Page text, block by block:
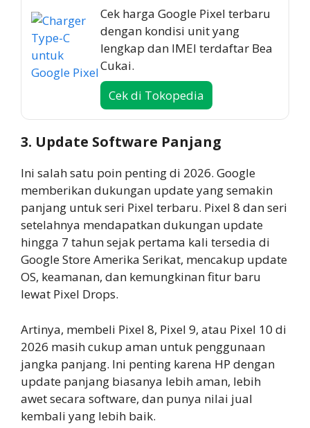
Cek harga Google Pixel terbaru
dengan kondisi unit yang
lengkap dan IMEI terdaftar Bea
Cukai.
Cek di Tokopedia
3. Update Software Panjang
Ini salah satu poin penting di 2026. Google
memberikan dukungan update yang semakin
panjang untuk seri Pixel terbaru. Pixel 8 dan seri
setelahnya mendapatkan dukungan update
hingga 7 tahun sejak pertama kali tersedia di
Google Store Amerika Serikat, mencakup update
OS, keamanan, dan kemungkinan fitur baru
lewat Pixel Drops.
Artinya, membeli Pixel 8, Pixel 9, atau Pixel 10 di
2026 masih cukup aman untuk penggunaan
jangka panjang. Ini penting karena HP dengan
update panjang biasanya lebih aman, lebih
awet secara software, dan punya nilai jual
kembali yang lebih baik.